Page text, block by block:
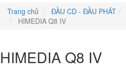
Trang chủ
ĐẦU CD - ĐẦU PHÁT
HIMEDIA Q8 IV
HIMEDIA Q8 IV